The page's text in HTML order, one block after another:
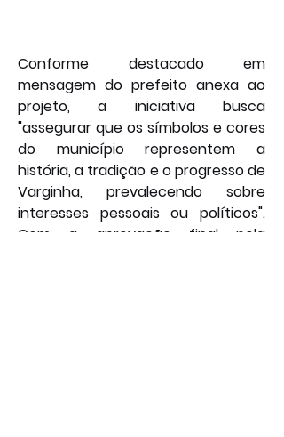
Conforme destacado em
mensagem do prefeito anexa ao
projeto, a iniciativa busca
"assegurar que os símbolos e cores
do município representem a
história, a tradição e o progresso de
Varginha, prevalecendo sobre
interesses pessoais ou políticos".
Com a aprovação final pela